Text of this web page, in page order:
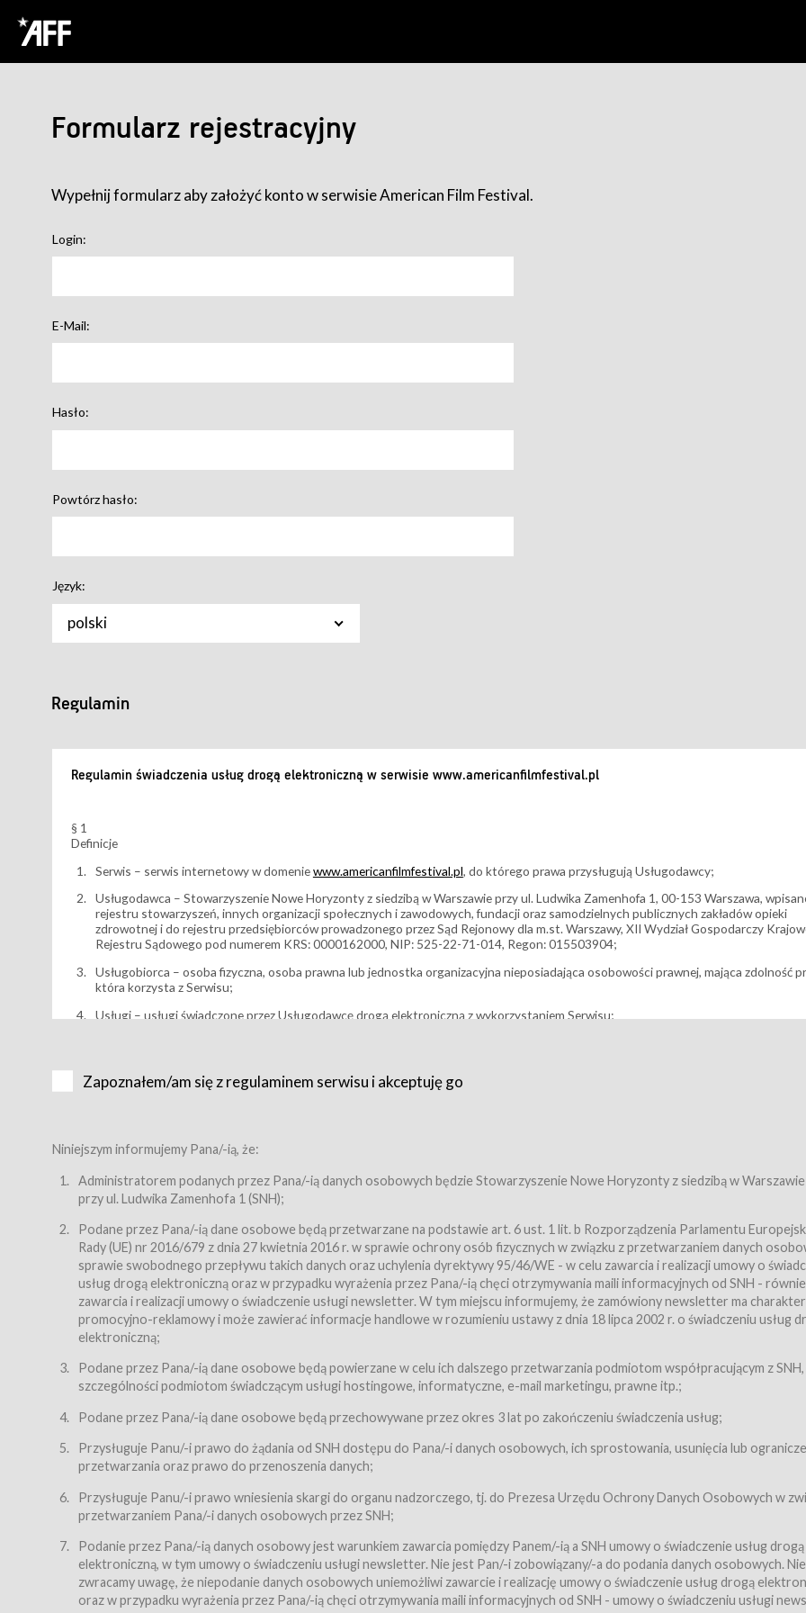
Formularz rejestracyjny
Wypełnij formularz aby założyć konto w serwisie American Film Festival.
Login:
E-Mail:
Hasło:
Powtórz hasło:
Język:
polski
Regulamin
Regulamin świadczenia usług drogą elektroniczną w serwisie www.americanfilmfestival.pl
§ 1
Definicje
Serwis – serwis internetowy w domeniewww.americanfilmfestival.pl, do którego prawa przysługują Usługodawcy;
Usługodawca – Stowarzyszenie Nowe Horyzonty z siedzibą w Warszawie przy ul. Ludwika Zamenhofa 1, 00-153 Warszawa,
rejestru stowarzyszeń, innych organizacji społecznych i zawodowych, fundacji oraz samodzielnych publicznych zakładów opieki
zdrowotnej i do rejestru przedsiębiorców prowadzonego przez Sąd Rejonowy dla m.st. Warszawy, XII Wydział Gospodarczy
Rejestru Sądowego pod numerem KRS: 0000162000, NIP: 525-22-71-014, Regon: 015503904;
Usługobiorca – osoba fizyczna, osoba prawna lub jednostka organizacyjna nieposiadająca osobowości prawnej, mająca zdolność
która korzysta z Serwisu;
Usługi – usługi świadczone przez Usługodawcę drogą elektroniczną z wykorzystaniem Serwisu;
Karnety – wybrane dokumenty potwierdzające zawarcie umowy z Usługodawcą i uprawniające do wzięcia udziału w Wydarzeniu,
Bilety – wybrane dokumenty potwierdzające zawarcie umowy z Usługodawcą i uprawniające do wzięcia udziału w Wydarzeniu,
przewidziane przez Usługodawcę dla danego Wydarzenia, tj. uprawniające do uczestnictwa w wielu albo w pojedynczych seansach
filmowych, wydarzeniach specjalnych i koncertach;
Sklep – sklep internetowy prowadzony przez Usługodawcę w Serwisie;
Regulamin – niniejszy regulamin.
§ 2
Postanowienia ogólne
Regulamin określa zasady:
świadczenia Usługobiorcom Usług przez Usługodawcę, z zastrzeżeniem usług, o których mowa w ust. 2 pkt. 4 i 5 poniżej,
zasady świadczenia precyzują odrębne regulaminy,
przetwarzania przez Usługodawcę danych osobowych Usługobiorców będących osobami fizycznymi.
Usługodawca świadczy w szczególności następujące Usługi:Usługodawca świadczy Usługi drogą elektroniczną w rozumieniu
dnia 18 lipca 2002 r. o świadczeniu usług drogą elektroniczną (Dz.U. z 2002 r., Nr 144, poz. 1204, z późń. zm.). Usługi świadczone są
nieodpłatnie.
usługę przeglądania i odczytywania przez Usługobiorców materiałów zamieszczanych w Serwisie,
usługę newsletter,
usługę zawierania na odległość umów nabycia Karnetów i Biletów,
usługę zawierania na odległość umów sprzedaży w Sklepie.
Usługodawca świadczy Usługi drogą elektroniczną w rozumieniu ustawy z dnia 18 lipca 2002 r. o świadczeniu usług drogą
(Dz.U. z 2002 r., Nr 144, poz. 1204, z późń. zm.). Usługi świadczone są nieodpłatnie.
Zapoznałem/am się z regulaminem serwisu i akceptuję go
Niniejszym informujemy Pana/-ią, że:
Administratorem podanych przez Pana/-ią danych osobowych będzie Stowarzyszenie Nowe Horyzonty z siedzibą w
przy ul. Ludwika Zamenhofa 1 (SNH);
Podane przez Pana/-ią dane osobowe będą przetwarzane na podstawie art. 6 ust. 1 lit. b Rozporządzenia Parlamentu
Rady (UE) nr 2016/679 z dnia 27 kwietnia 2016 r. w sprawie ochrony osób fizycznych w związku z przetwarzaniem danych
sprawie swobodnego przepływu takich danych oraz uchylenia dyrektywy 95/46/WE - w celu zawarcia i realizacji umowy o
usług drogą elektroniczną oraz w przypadku wyrażenia przez Pana/-ią chęci otrzymywania maili informacyjnych od SNH -
zawarcia i realizacji umowy o świadczenie usługi newsletter. W tym miejscu informujemy, że zamówiony newsletter ma charakter
promocyjno-reklamowy i może zawierać informacje handlowe w rozumieniu ustawy z dnia 18 lipca 2002 r. o świadczeniu usług
elektroniczną;
Podane przez Pana/-ią dane osobowe będą powierzane w celu ich dalszego przetwarzania podmiotom współpracującym z
szczególności podmiotom świadczącym usługi hostingowe, informatyczne, e-mail marketingu, prawne itp.;
Podane przez Pana/-ią dane osobowe będą przechowywane przez okres 3 lat po zakończeniu świadczenia usług;
Przysługuje Panu/-i prawo do żądania od SNH dostępu do Pana/-i danych osobowych, ich sprostowania, usunięcia lub
przetwarzania oraz prawo do przenoszenia danych;
Przysługuje Panu/-i prawo wniesienia skargi do organu nadzorczego, tj. do Prezesa Urzędu Ochrony Danych Osobowych w
przetwarzaniem Pana/-i danych osobowych przez SNH;
Podanie przez Pana/-ią danych osobowy jest warunkiem zawarcia pomiędzy Panem/-ią a SNH umowy o świadczenie usług drogą
elektroniczną, w tym umowy o świadczeniu usługi newsletter. Nie jest Pan/-i zobowiązany/-a do podania danych osobowych.
zwracamy uwagę, że niepodanie danych osobowych uniemożliwi zawarcie i realizację umowy o świadczenie usług drogą
oraz w przypadku wyrażenia przez Pana/-ią chęci otrzymywania maili informacyjnych od SNH - umowy o świadczeniu usługi